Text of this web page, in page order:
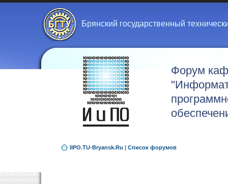
Брянский государственный
Форум
IIPO.TU-Bryansk.Ru | Список форумов